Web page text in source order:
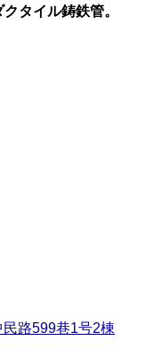
クタイル鋳鉄管。
路599巷1号2棟